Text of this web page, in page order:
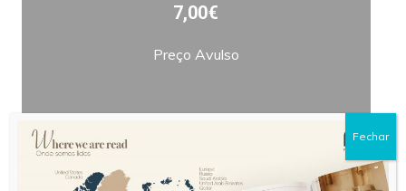
7,00€
Preço Avulso
Fechar